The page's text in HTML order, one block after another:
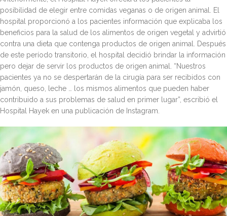
posibilidad de elegir entre comidas veganas o de origen animal. El
hospital proporcionó a los pacientes información que explicaba los
beneficios para la salud de los alimentos de origen vegetal y advirtió
contra una dieta que contenga productos de origen animal. Después
de este período transitorio, el hospital decidió brindar la información
pero dejar de servir los productos de origen animal. “Nuestros
pacientes ya no se despertarán de la cirugía para ser recibidos con
jamón, queso, leche … los mismos alimentos que pueden haber
contribuido a sus problemas de salud en primer lugar”, escribió el
Hospital Hayek en una publicación de Instagram.